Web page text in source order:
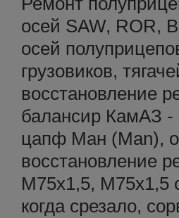
осей SAW, ROR,
осей
грузовиков,
восстановление
балансир КамАЗ
цапф Ман (Man),
восстановление
М75х1,5, М75х1,5
когда срезало,